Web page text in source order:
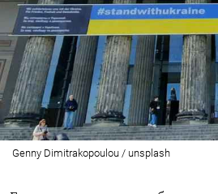
Genny Dimitrakopoulou / unsplash